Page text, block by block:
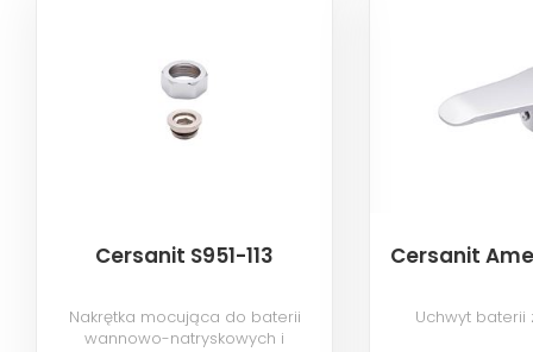
Cersanit S951-113
Nakrętka mocująca do baterii
wannowo-natryskowych i
Cersanit
Uchwyt baterii